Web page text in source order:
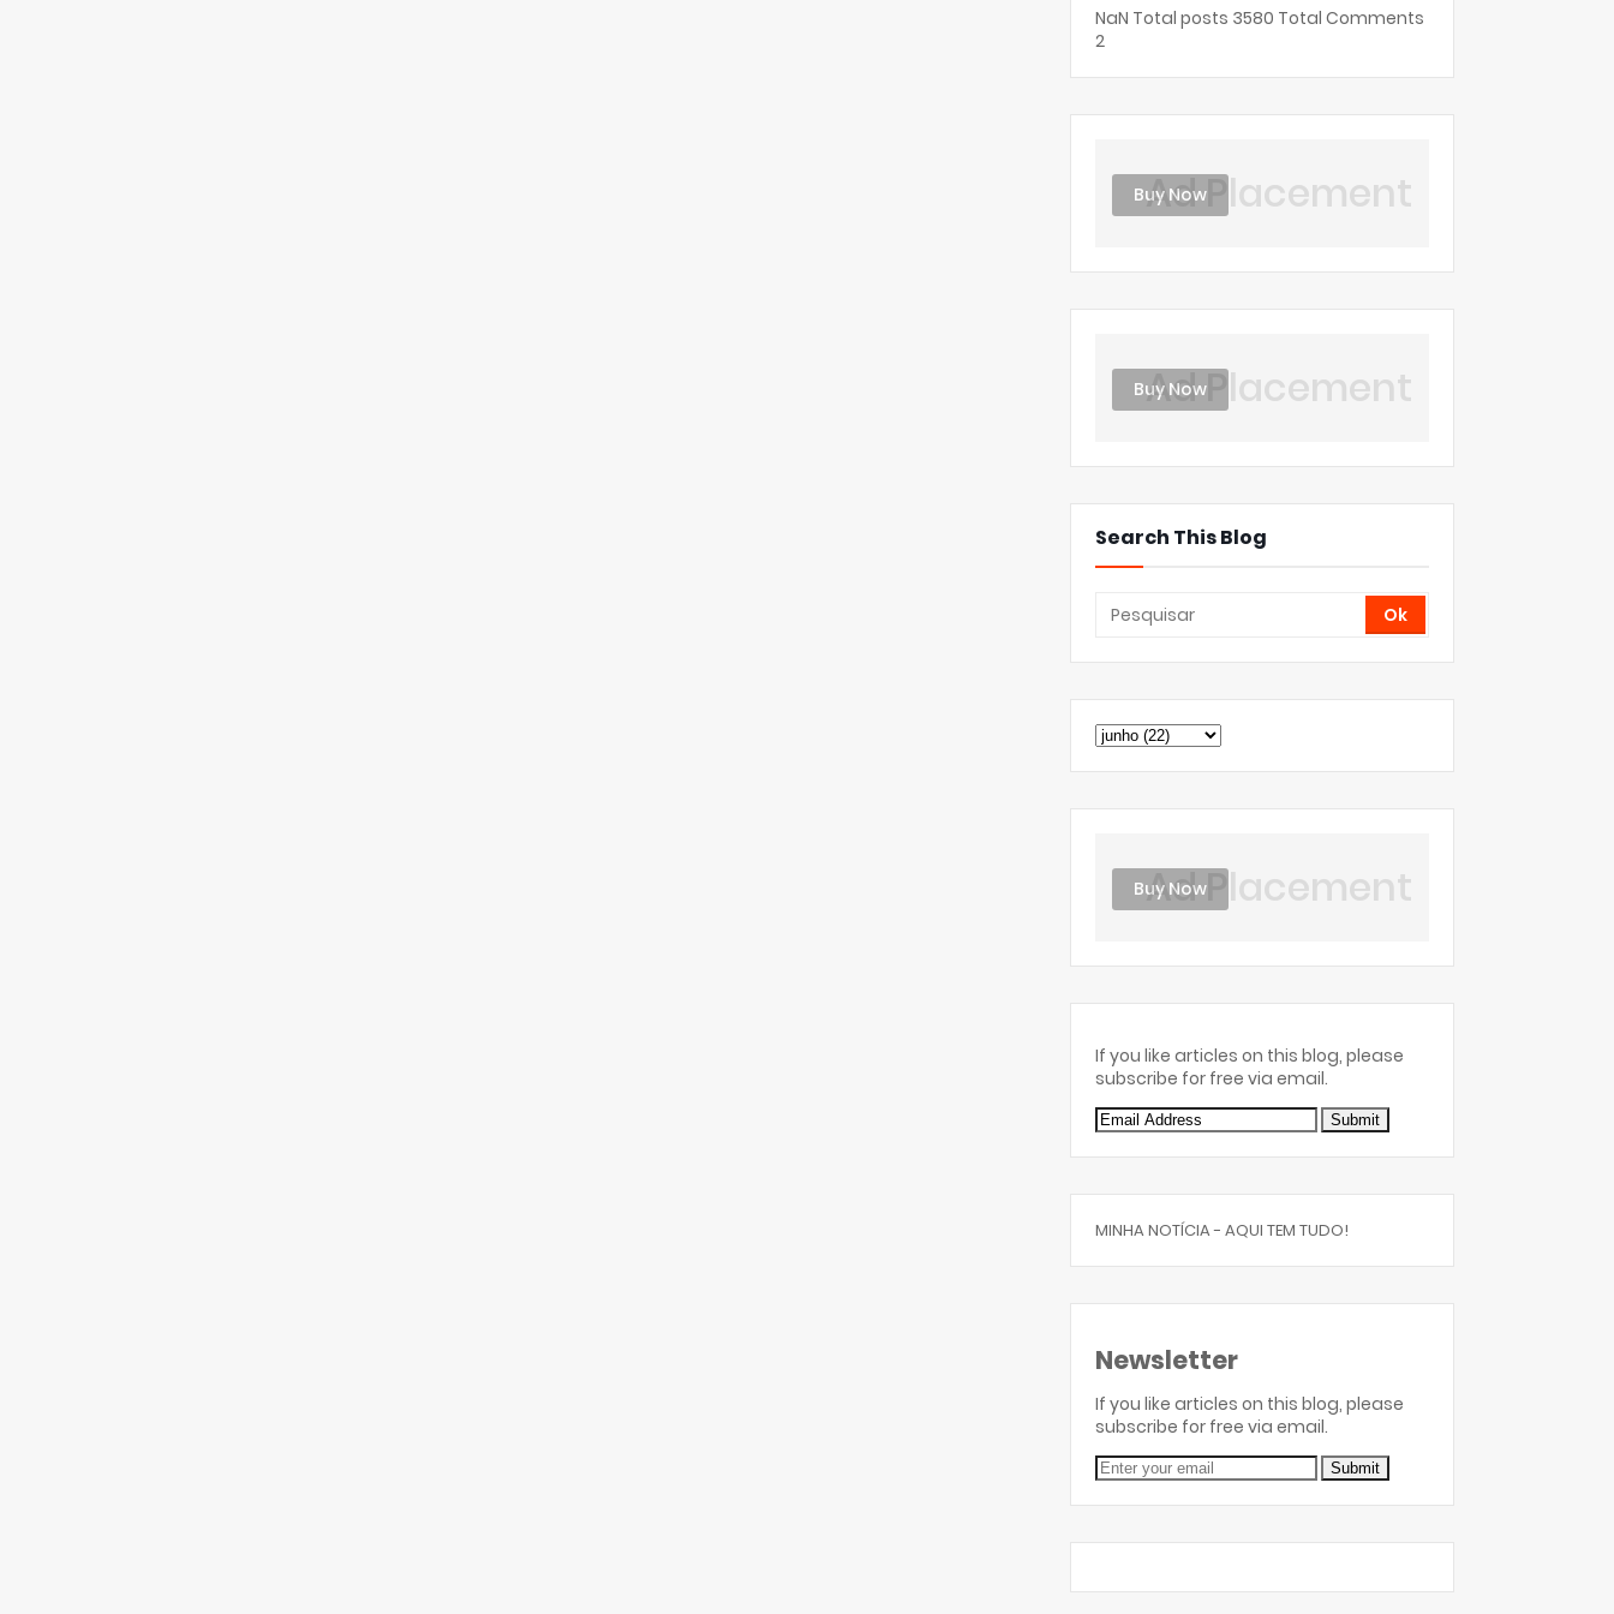
NaN Total posts 3580 Total Comments
2
Buy Now
Ad Placement
Buy Now
Ad Placement
Search This Blog
Buy Now
Ad Placement
If you like articles on this blog, please
subscribe for free via email.
MINHA NOTÍCIA - AQUI TEM TUDO!
Newsletter
If you like articles on this blog, please
subscribe for free via email.